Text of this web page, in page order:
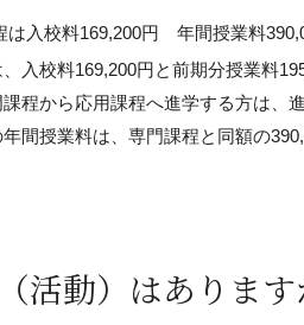
は入校料169,200円 年間授業料
、入校料169,200円と前期分授業料
程から応用課程へ進学する方は、
間授業料は、専門課程と同額の
活動）はあります